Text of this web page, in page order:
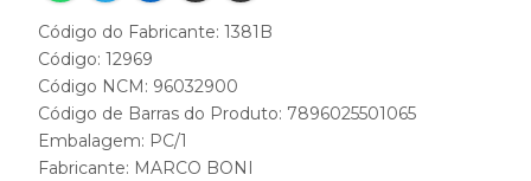
Código do Fabricante: 1381B
Código: 12969
Código NCM: 96032900
Código de Barras do Produto: 7896025501065
Embalagem: PC/1
Fabricante: MARCO BONI